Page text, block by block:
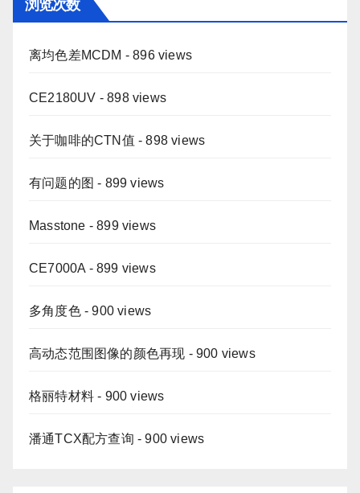
浏览次数
离均色差MCDM - 896 views
CE2180UV - 898 views
关于咖啡的CTN值 - 898 views
有问题的图 - 899 views
Masstone - 899 views
CE7000A - 899 views
多角度色- 900 views
高动态范围图像的颜色再现 - 900 views
格丽特材料 - 900 views
潘通TCX配方查询 - 900 views